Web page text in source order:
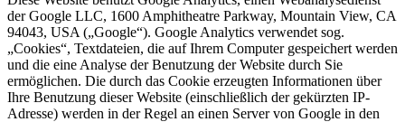
der Google LLC, 1600 Amphitheatre Parkway, Mountain View, CA
94043, USA („Google“). Google Analytics verwendet sog.
„Cookies“, Textdateien, die auf Ihrem Computer gespeichert werden
und die eine Analyse der Benutzung der Website durch Sie
ermöglichen. Die durch das Cookie erzeugten Informationen über
Ihre Benutzung dieser Website (einschließlich der gekürzten IP-
Adresse) werden in der Regel an einen Server von Google in den